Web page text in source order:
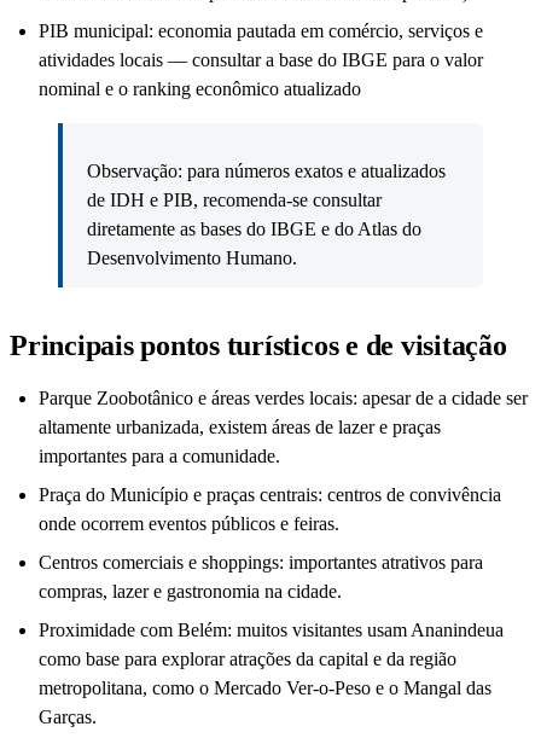
PIB municipal: economia pautada em comércio, serviços e
atividades locais — consultar a base do IBGE para o valor
nominal e o ranking econômico atualizado
Observação: para números exatos e atualizados
de IDH e PIB, recomenda-se consultar
diretamente as bases do IBGE e do Atlas do
Desenvolvimento Humano.
Principais pontos turísticos e de visitação
Parque Zoobotânico e áreas verdes locais: apesar de a cidade ser
altamente urbanizada, existem áreas de lazer e praças
importantes para a comunidade.
Praça do Município e praças centrais: centros de convivência
onde ocorrem eventos públicos e feiras.
Centros comerciais e shoppings: importantes atrativos para
compras, lazer e gastronomia na cidade.
Proximidade com Belém: muitos visitantes usam Ananindeua
como base para explorar atrações da capital e da região
metropolitana, como o Mercado Ver-o-Peso e o Mangal das
Garças.